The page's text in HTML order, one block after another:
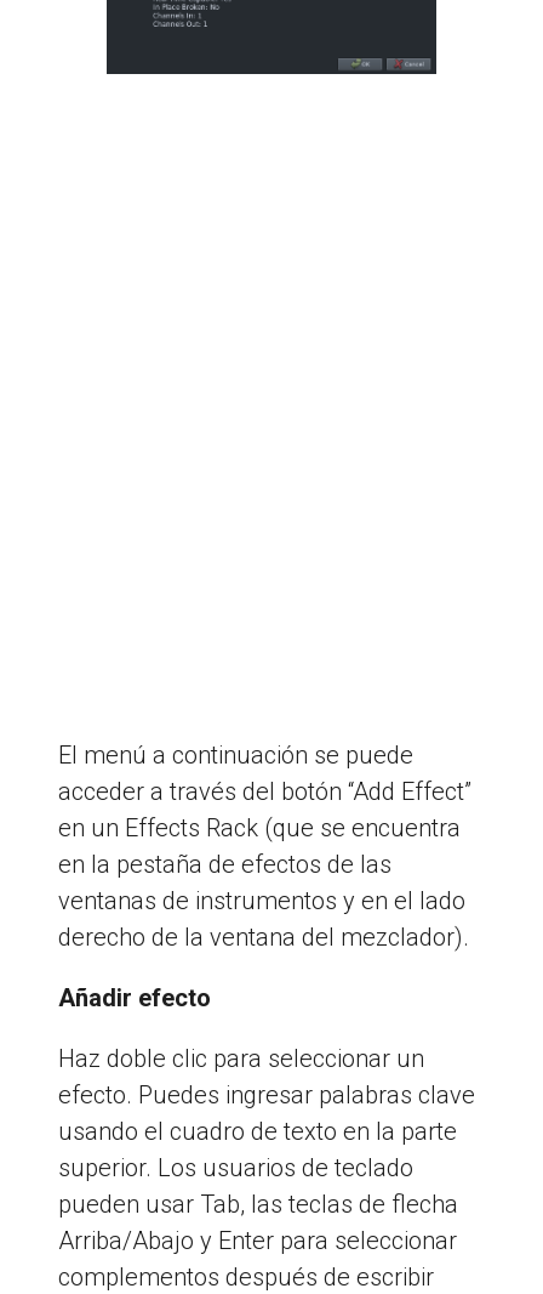
El menú a continuación se puede
acceder a través del botón “Add Effect”
en un Effects Rack (que se encuentra
en la pestaña de efectos de las
ventanas de instrumentos y en el lado
derecho de la ventana del mezclador).
Añadir efecto
Haz doble clic para seleccionar un
efecto. Puedes ingresar palabras clave
usando el cuadro de texto en la parte
superior. Los usuarios de teclado
pueden usar Tab, las teclas de flecha
Arriba/Abajo y Enter para seleccionar
complementos después de escribir